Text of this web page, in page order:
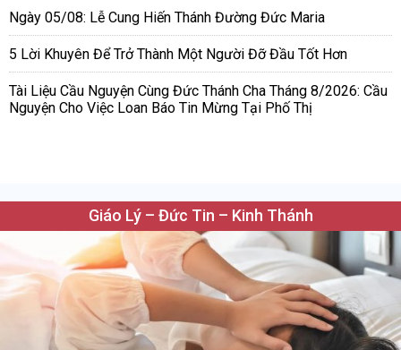
Ngày 05/08: Lễ Cung Hiến Thánh Đường Đức Maria
5 Lời Khuyên Để Trở Thành Một Người Đỡ Đầu Tốt Hơn
Tài Liệu Cầu Nguyện Cùng Đức Thánh Cha Tháng 8/2026: Cầu
Nguyện Cho Việc Loan Báo Tin Mừng Tại Phố Thị
Giáo Lý – Đức Tin – Kinh Thánh